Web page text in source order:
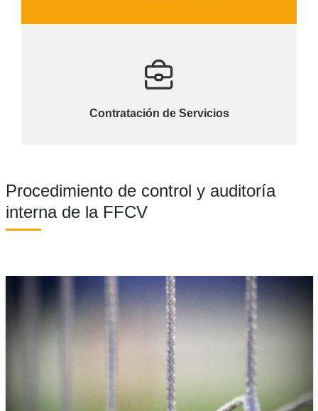
Contratación de Servicios
Procedimiento de control y auditoría
interna de la FFCV